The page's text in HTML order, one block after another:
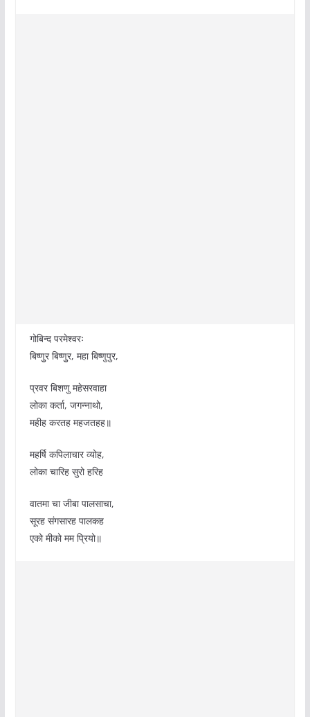
गोबिन्द परमेश्वरः
बिष्णुुर बिष्णुुर, महा बिष्णुपुर,
प्रवर बिशणु महेसरवाहा
लोका कर्ता, जगन्नाथो,
महीह करतह महजतहह॥
महर्षि कपिलाचार व्योह,
लोका चारिह सुरो हरिह
वातमा चा जीबा पालसाचा,
सूरह संगसारह पालकह
एको मीको मम प्रियो॥